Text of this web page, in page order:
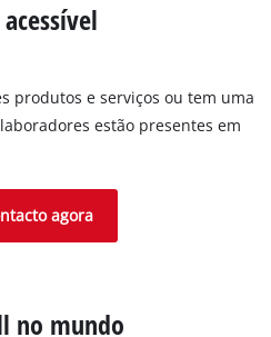
produtos e serviços ou tem uma
estão presentes em
agora
no mundo